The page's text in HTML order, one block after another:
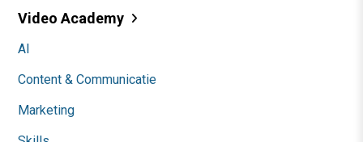
Video Academy
AI
Content & Communicatie
Marketing